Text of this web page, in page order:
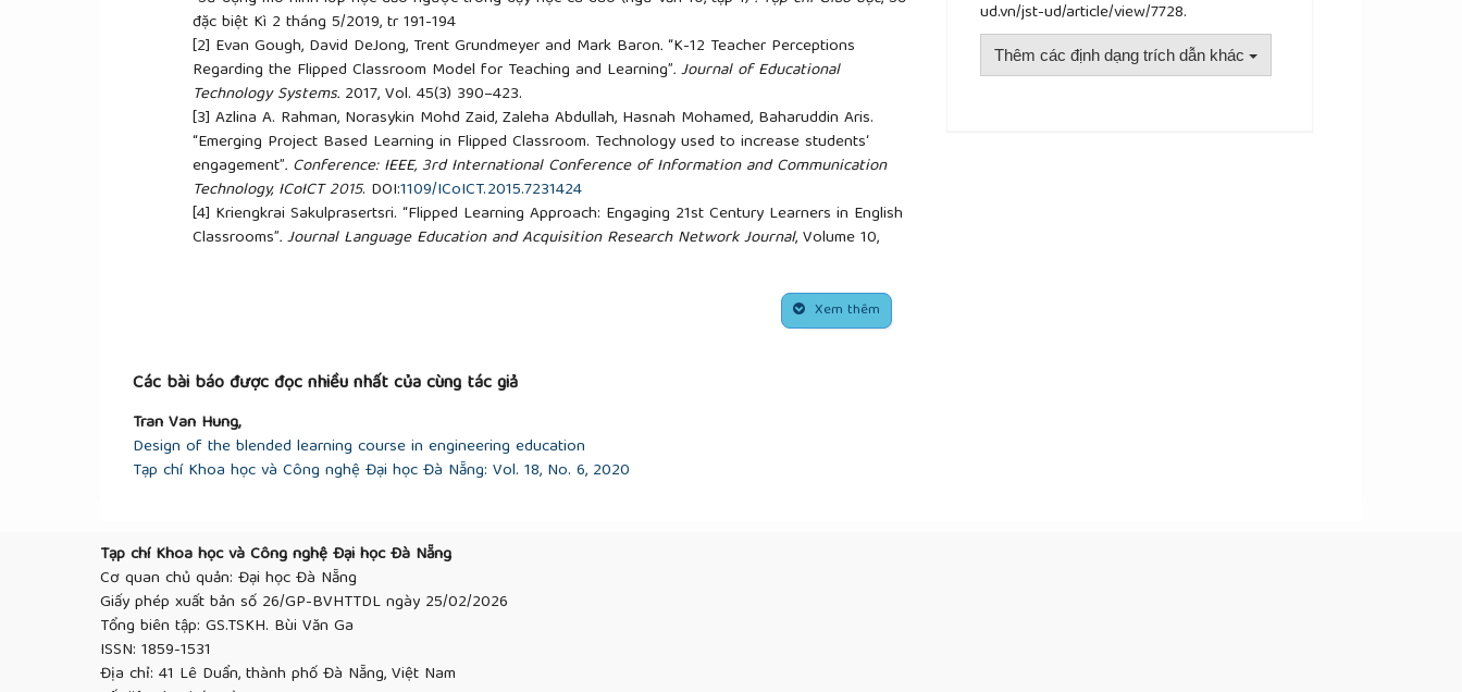
đặc biệt Kì 2 tháng 5/2019, tr 191-194
[2] Evan Gough, David DeJong, Trent Grundmeyer and Mark Baron.“K-12 Teacher Perceptions
Regarding the Flipped Classroom Model for Teaching and Learning”.Journal of Educational
Technology Systems. 2017, Vol. 45(3) 390–423.
[3] Azlina A. Rahman, Norasykin Mohd Zaid, Zaleha Abdullah, Hasnah Mohamed, Baharuddin Aris.
“Emerging Project Based Learning in Flipped Classroom. Technology used to increase students‘
engagement”. Conference: IEEE, 3rd International Conference of Information and Communication
Technology, ICoICT 2015. DOI:1109/ICoICT.2015.7231424
[4] Kriengkrai Sakulprasertsri. “Flipped Learning Approach: Engaging 21st Century Learners in English
Classrooms”.Journal Language Education and Acquisition Research Network Journal, Volume 10,
Bergmann, J., & Sams, A. “Flip your classroom: Reach every student in every class every day”.
Reinoso Tapia, R., Collazos Martínez, M.A., Martínez Martínez, M. del C., & Delgado Iglesias, J.
and inquiry competence level”.Journal of Technology and Science Education.
[7]Bradley, V. M. “Learning Management System (LMS) use with online instruction”.
Journal of Technology in Education (IJTE). 2021, 68-92, 4(1).
[8]Canaleta, X., Vernet, D., Vicent, L., & Montero, J. A. “Master in teacher training: A real
Teaching and Teacher Education. 2002, 763–780, 18(1).
[10]Lee, Jeongmin and
K-12 Education”.Journal of Digital Convergence
[11]Nguyễn Cảnh Toàn. “Học và dạy cách học”.
[12]
Tạp chí Khoa học, Trường Đại học Cần Thơ
Xem thêm
ud.vn/jst-ud/article/view/7728.
Thêm các định dạng trích dẫn khác
Các bài báo được đọc nhiều nhất của cùng tác giả
Tran Van Hung,
Design of the blended learning course in engineering education
Tạp chí Khoa học và Công nghệ Đại học Đà Nẵng: Vol. 18, No. 6, 2020
Tạp chí Khoa học và Công nghệ Đại học Đà Nẵng
Cơ quan chủ quản: Đại học Đà Nẵng
Giấy phép xuất bản số 26/GP-BVHTTDL ngày 25/02/2026
Tổng biên tập: GS.TSKH. Bùi Văn Ga
ISSN: 1859-1531
Địa chỉ: 41 Lê Duẩn, thành phố Đà Nẵng, Việt Nam